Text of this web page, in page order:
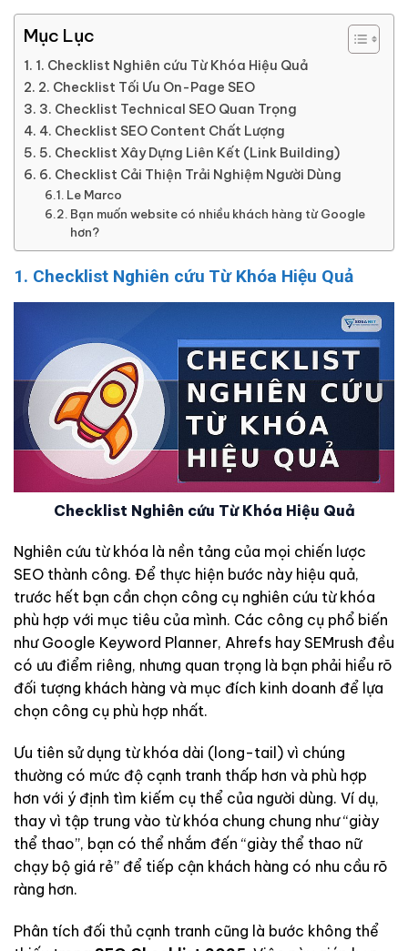
Mục Lục
1. Checklist Nghiên cứu Từ Khóa Hiệu Quả
2. Checklist Tối Ưu On-Page SEO
3. Checklist Technical SEO Quan Trọng
4. Checklist SEO Content Chất Lượng
5. Checklist Xây Dựng Liên Kết (Link Building)
6. Checklist Cải Thiện Trải Nghiệm Người Dùng
Le Marco
Bạn muốn website có nhiều khách hàng từ Google
hơn?
1. Checklist Nghiên cứu Từ Khóa Hiệu Quả
Checklist Nghiên cứu Từ Khóa Hiệu Quả
Nghiên cứu từ khóa là nền tảng của mọi chiến lược
SEO thành công. Để thực hiện bước này hiệu quả,
trước hết bạn cần chọn công cụ nghiên cứu từ khóa
phù hợp với mục tiêu của mình. Các công cụ phổ biến
như Google Keyword Planner, Ahrefs hay SEMrush đều
có ưu điểm riêng, nhưng quan trọng là bạn phải hiểu rõ
đối tượng khách hàng và mục đích kinh doanh để lựa
chọn công cụ phù hợp nhất.
Ưu tiên sử dụng từ khóa dài (long-tail) vì chúng
thường có mức độ cạnh tranh thấp hơn và phù hợp
hơn với ý định tìm kiếm cụ thể của người dùng. Ví dụ,
thay vì tập trung vào từ khóa chung chung như “giày
thể thao”, bạn có thể nhắm đến “giày thể thao nữ
chạy bộ giá rẻ” để tiếp cận khách hàng có nhu cầu rõ
ràng hơn.
Phân tích đối thủ cạnh tranh cũng là bước không thể